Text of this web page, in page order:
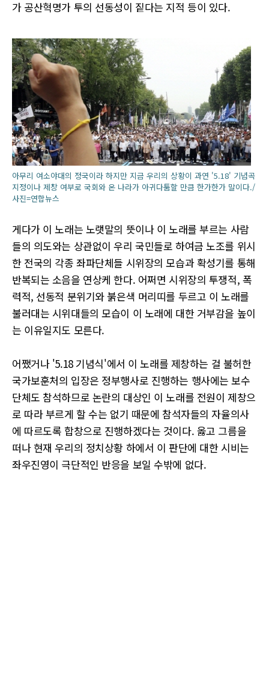
가 공산혁명가 투의 선동성이 짙다는 지적 등이 있다.
아무리 여소야대의 정국이라 하지만 지금 우리의 상황이 과연 '5.18' 기념곡
지정이나 제창 여부로 국회와 온 나라가 아귀다툼할 만큼 한가한가 말이다./
사진=연합뉴스
게다가 이 노래는 노랫말의 뜻이나 이 노래를 부르는 사람
들의 의도와는 상관없이 우리 국민들로 하여금 노조를 위시
한 전국의 각종 좌파단체들 시위장의 모습과 확성기를 통해
반복되는 소음을 연상케 한다. 어쩌면 시위장의 투쟁적, 폭
력적, 선동적 분위기와 붉은색 머리띠를 두르고 이 노래를
불러대는 시위대들의 모습이 이 노래에 대한 거부감을 높이
는 이유일지도 모른다.
어쨌거나 '5.18 기념식'에서 이 노래를 제창하는 걸 불허한
국가보훈처의 입장은 정부행사로 진행하는 행사에는 보수
단체도 참석하므로 논란의 대상인 이 노래를 전원이 제창으
로 따라 부르게 할 수는 없기 때문에 참석자들의 자율의사
에 따르도록 합창으로 진행하겠다는 것이다. 옳고 그름을
떠나 현재 우리의 정치상황 하에서 이 판단에 대한 시비는
좌우진영이 극단적인 반응을 보일 수밖에 없다.